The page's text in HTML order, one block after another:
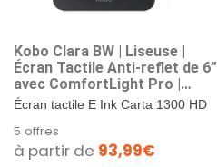
Kobo Clara BW | Liseuse |
Écran Tactile Anti-reflet de 6”
avec ComfortLight Pro |
Option de Mode Sombre |
de Stockage | Noir
Écran tactile E Ink Carta 1300 HD
étanche* (* Répond aux exigences
de la norme IPX8....
5 offres
à partir de 93,99€